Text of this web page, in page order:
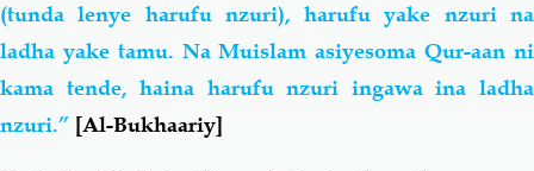
(tunda lenye harufu nzuri), harufu yake nzuri na
ladha yake tamu. Na Muislam asiyesoma Qur-aan ni
kama tende, haina harufu nzuri ingawa ina ladha
nzuri.” [Al-Bukhaariy]